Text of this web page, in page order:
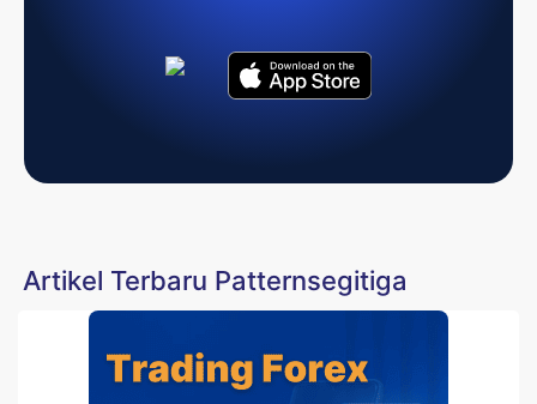
Artikel Terbaru Patternsegitiga